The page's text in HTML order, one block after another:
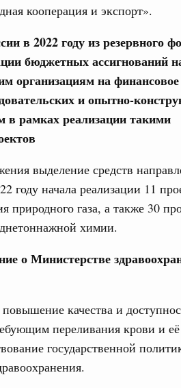
кооперация и экспорт».
в 2022 году из резервного
бюджетных ассигнований
организациям на финансовое
и опытно-
в рамках реализации такими
выделение средств
году начала реализации 11
природного газа, а также 30
химии.
о Министерстве
качества и
переливания крови и её
государственной
палаты
креативных и
Email
Email